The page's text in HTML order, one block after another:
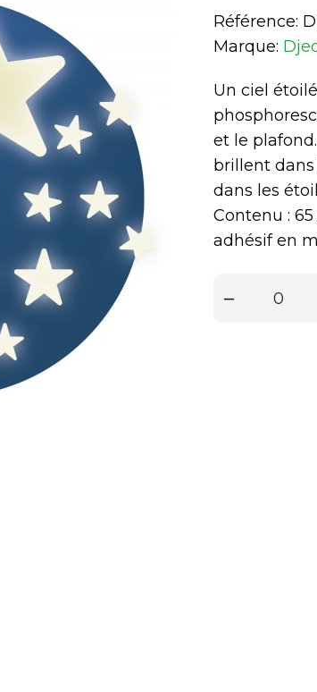
Référence:
Marque:
Un ciel
et le
brillent
dans les
Contenu :
adhésif en
–